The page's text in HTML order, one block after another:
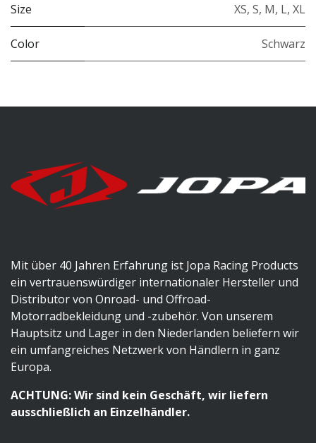
Size XS, S, M, L, XL
Color Schwarz
Mit über 40 Jahren Erfahrung ist Jopa Racing Products
ein vertrauenswürdiger internationaler Hersteller und
Distributor von Onroad- und Offroad-
Motorradbekleidung und -zubehör. Von unserem
Hauptsitz und Lager in den Niederlanden beliefern wir
ein umfangreiches Netzwerk von Händlern in ganz
Europa.
ACHTUNG: Wir sind kein Geschäft, wir liefern
ausschließlich an Einzelhändler.